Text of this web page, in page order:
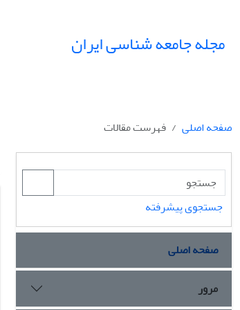
مجله جامعه شناسی ایران
صفحه اصلی
فهرست مقالات
جستجوی پیشرفته
صفحه اصلی
مرور